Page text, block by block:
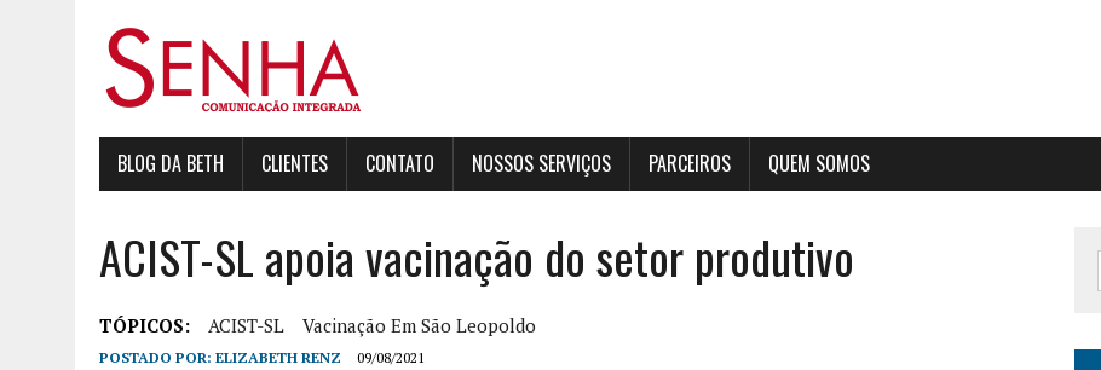
BLOG DA BETH CLIENTES CONTATO NOSSOS SERVIÇOS PARCEIROS QUEM SOMOS
ACIST-SL apoia vacinação do setor produtivo
TÓPICOS: ACIST-SL Vacinação Em São Leopoldo
POSTADO POR: ELIZABETH RENZ 09/08/2021